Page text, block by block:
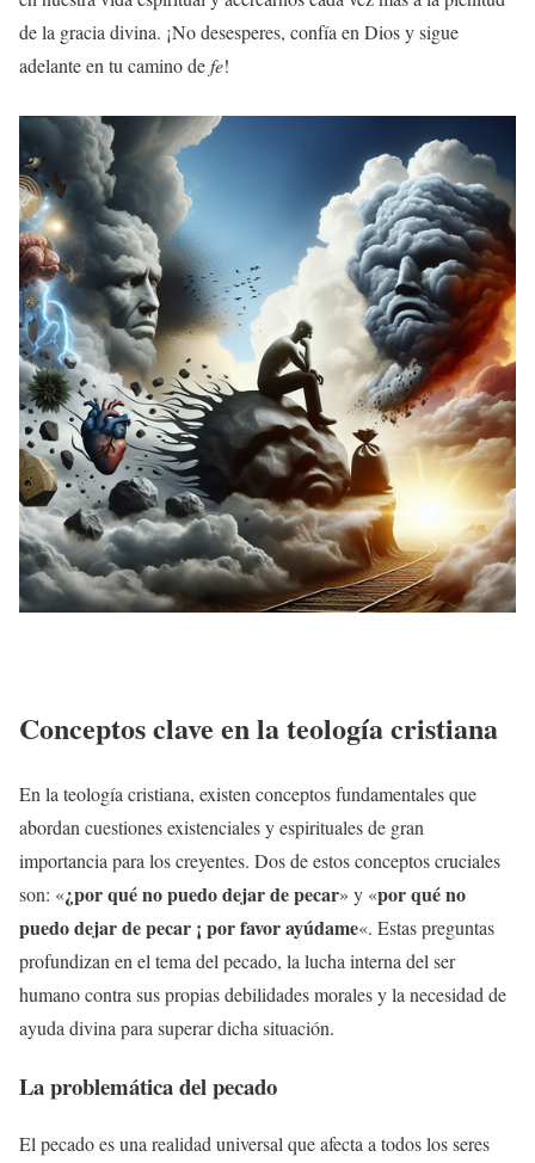
de la gracia divina. ¡No desesperes, confía en Dios y sigue
adelante en tu camino defe!
Conceptos clave en la teología cristiana
En la teología cristiana, existen conceptos fundamentales que
abordan cuestiones existenciales y espirituales de gran
importancia para los creyentes. Dos de estos conceptos cruciales
son: «¿por qué no puedo dejar de pecar» y «por qué no
puedo dejar de pecar ¡ por favor ayúdame«. Estas preguntas
profundizan en el tema del pecado, la lucha interna del ser
humano contra sus propias debilidades morales y la necesidad de
ayuda divina para superar dicha situación.
La problemática del pecado
El pecado es una realidad universal que afecta a todos los seres